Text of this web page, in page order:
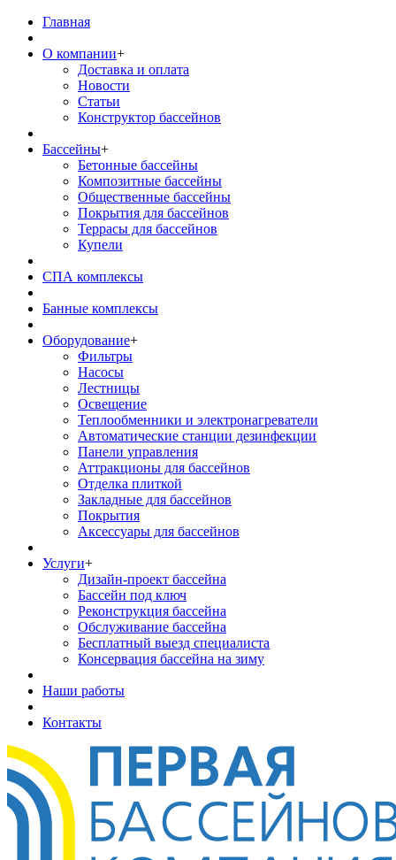
Главная
О компании+
Доставка и оплата
Новости
Статьи
Конструктор бассейнов
Бассейны+
Бетонные бассейны
Композитные бассейны
Общественные бассейны
Покрытия для бассейнов
Террасы для бассейнов
Купели
СПА комплексы
Банные комплексы
Оборудование+
Фильтры
Насосы
Лестницы
Освещение
Теплообменники и электронагреватели
Автоматические станции дезинфекции
Панели управления
Аттракционы для бассейнов
Отделка плиткой
Закладные для бассейнов
Покрытия
Аксессуары для бассейнов
Услуги+
Дизайн-проект бассейна
Бассейн под ключ
Реконструкция бассейна
Обслуживание бассейна
Бесплатный выезд специалиста
Консервация бассейна на зиму
Наши работы
Контакты